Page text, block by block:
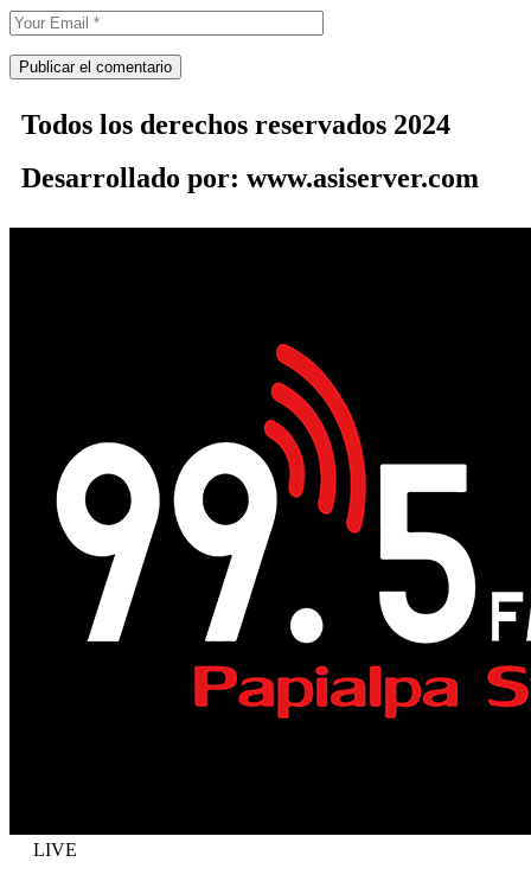
Todos los derechos reservados 2024
Desarrollado por: www.asiserver.com
LIVE